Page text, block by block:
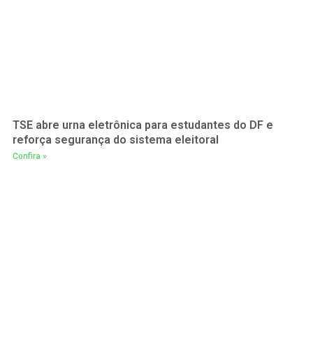
TSE abre urna eletrônica para estudantes do DF e
reforça segurança do sistema eleitoral
Confira »